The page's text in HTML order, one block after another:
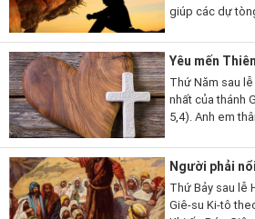
giúp các dự
Chay cũng là
Yêu mến
Thứ Năm sau
nhất của thánh
5,4). Anh em
chúng ta trước.
Người phải
Thứ Bảy sau lễ
Giê-su Ki-tô